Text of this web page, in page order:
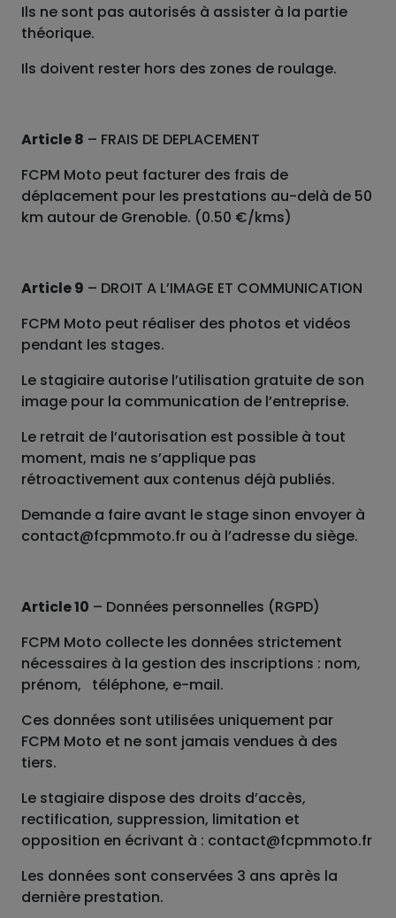
Ils ne sont pas autorisés à assister à la partie
théorique.
Ils doivent rester hors des zones de roulage.
Article 8 – FRAIS DE DEPLACEMENT
FCPM Moto peut facturer des frais de
déplacement pour les prestations au-delà de 50
km autour de Grenoble. (0.50 €/kms)
Article 9 – DROIT A L’IMAGE ET COMMUNICATION
FCPM Moto peut réaliser des photos et vidéos
pendant les stages.
Le stagiaire autorise l’utilisation gratuite de son
image pour la communication de l’entreprise.
Le retrait de l’autorisation est possible à tout
moment, mais ne s’applique pas
rétroactivement aux contenus déjà publiés.
Demande a faire avant le stage sinon envoyer à
contact@fcpmmoto.fr ou à l’adresse du siège.
Article 10 – Données personnelles (RGPD)
FCPM Moto collecte les données strictement
nécessaires à la gestion des inscriptions : nom,
prénom, téléphone, e-mail.
Ces données sont utilisées uniquement par
FCPM Moto et ne sont jamais vendues à des
tiers.
Le stagiaire dispose des droits d’accès,
rectification, suppression, limitation et
opposition en écrivant à : contact@fcpmmoto.fr
Les données sont conservées 3 ans après la
dernière prestation.